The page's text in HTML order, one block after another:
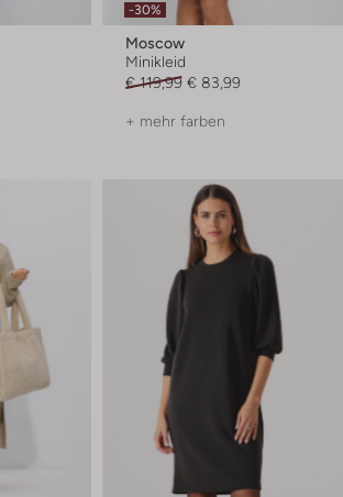
-30%
Moscow
Minikleid
€ 119,99 € 83,99
+ mehr farben